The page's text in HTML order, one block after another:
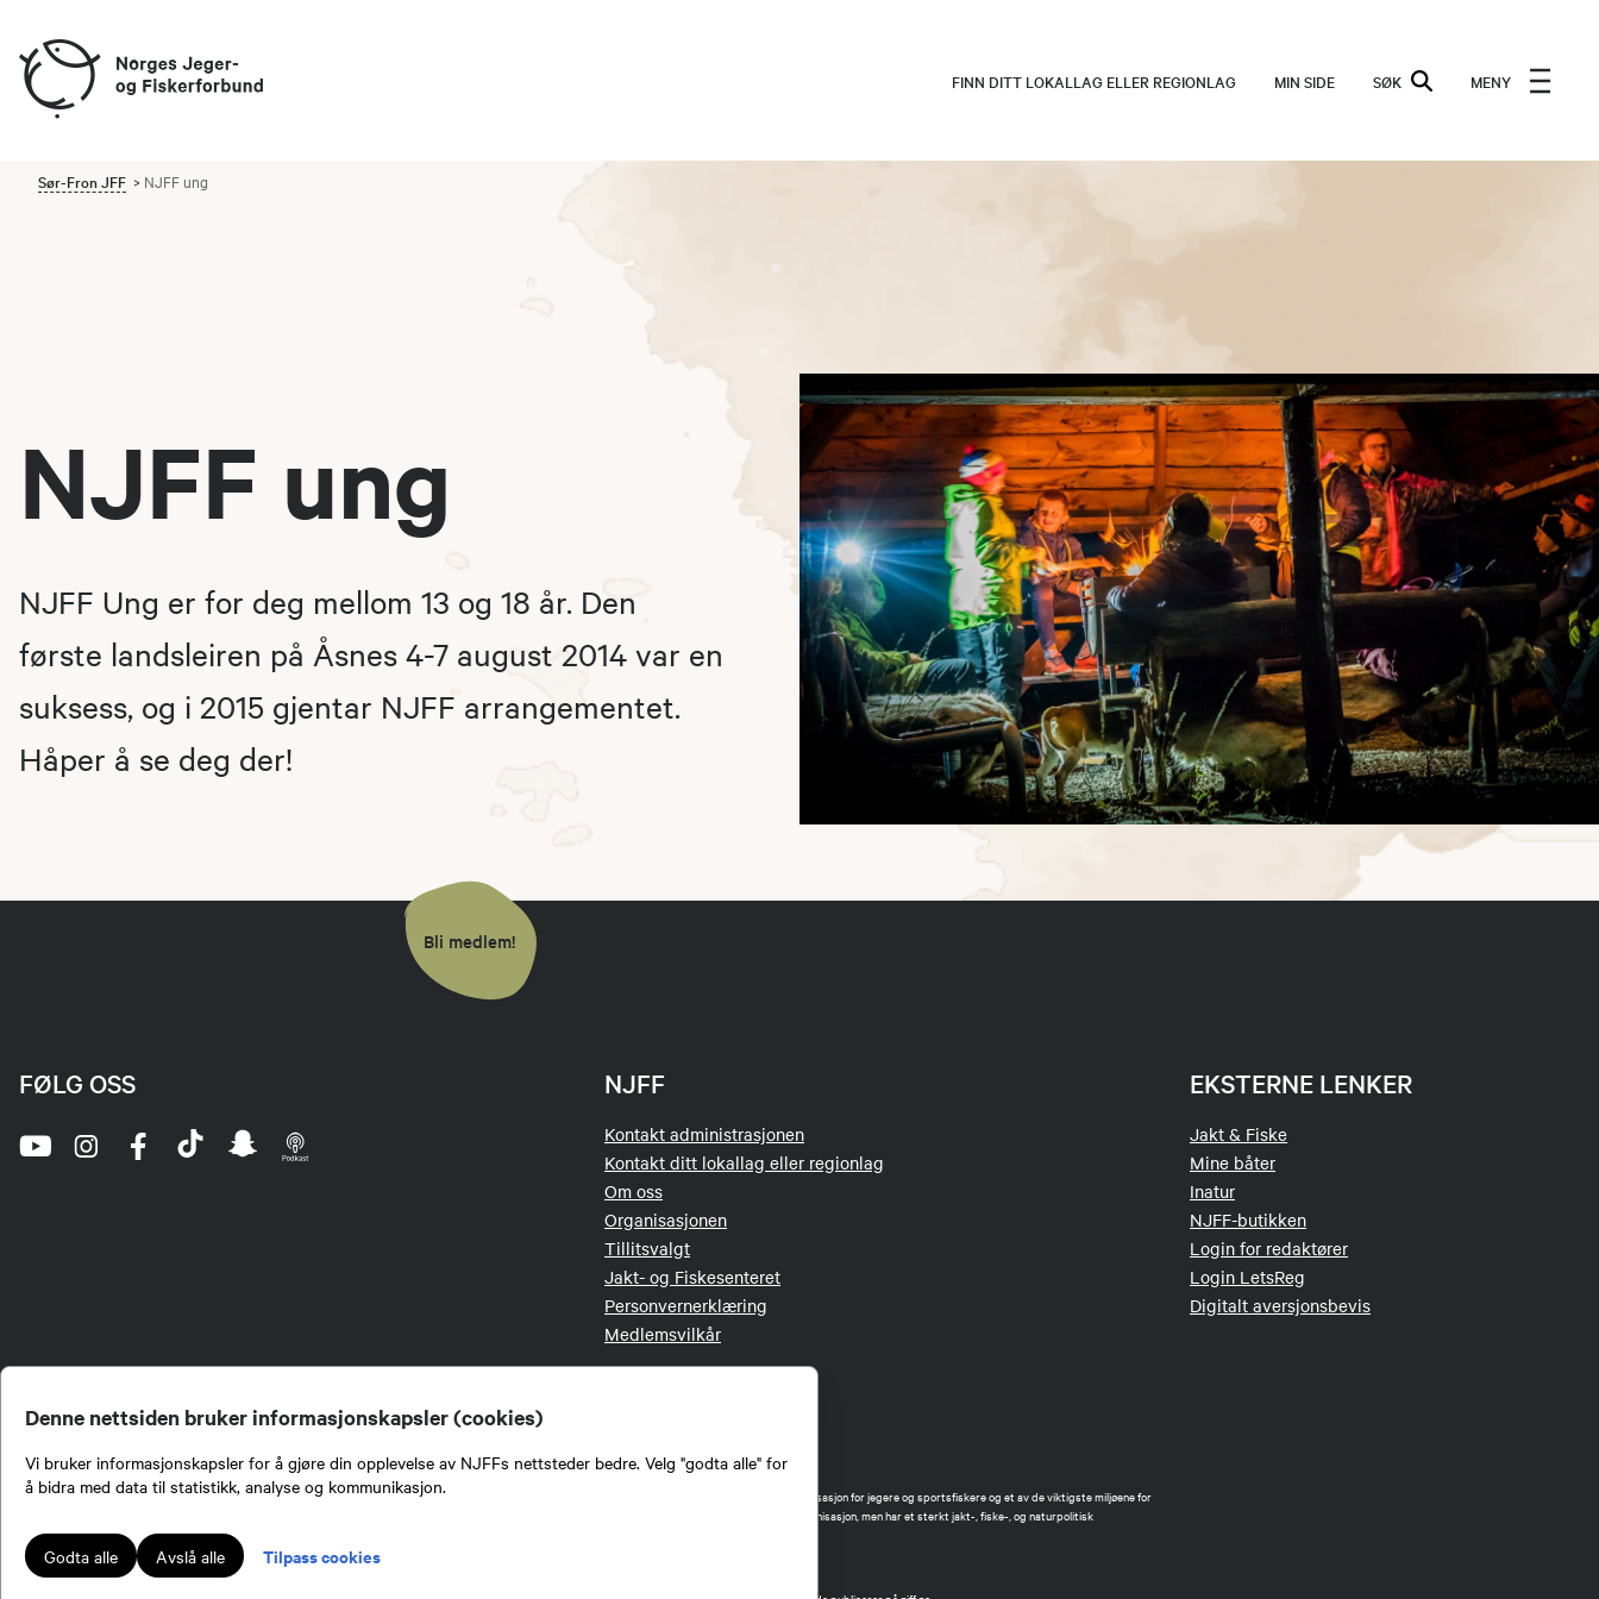
Denne nettsiden bruker informasjonskapsler (cookies)
Vi bruker informasjonskapsler for å gjøre din opplevelse av NJFFs nettsteder bedre. Velg "godta alle" for
å bidra med data til statistikk, analyse og kommunikasjon.
Godta alle Avslå alle Tilpass cookies
FINN DITT LOKALLAG ELLER REGIONLAG MIN SIDE SØK MENY
Sør-Fron JFF NJFF ung
NJFF ung
NJFF Ung er for deg mellom 13 og 18 år. Den
første landsleiren på Åsnes 4-7 august 2014 var en
suksess, og i 2015 gjentar NJFF arrangementet.
Håper å se deg der!
Bli medlem!
NJFF
Kontakt administrasjonen
Kontakt ditt lokallag eller regionlag
Om oss
Organisasjonen
Tillitsvalgt
Jakt- og Fiskesenteret
Personvernerklæring
Medlemsvilkår
EKSTERNE LENKER
Jakt & Fiske
Mine båter
Inatur
NJFF-butikken
Login for redaktører
Login LetsReg
Digitalt aversjonsbevis
FØLG OSS
Norges Jeger- og Fiskerforbund (NJFF) er landets eneste landsdekkende organisasjon for jegere og sportsfiskere og et av de viktigste miljøene for
formidling av kunnskap om jakt og fiske i Norge. Vi er en partipolitisk nøytral organisasjon, men har et sterkt jakt-, fiske-, og naturpolitisk